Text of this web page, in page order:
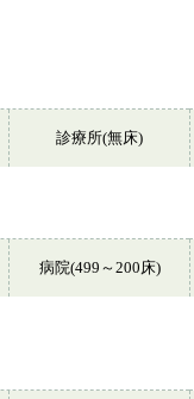
診療所(無床)
病院(499～200床)